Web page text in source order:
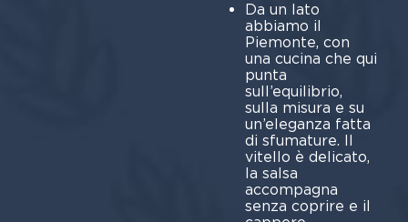
Da un lato
abbiamo il
Piemonte, con
una cucina che qui
punta
sull’equilibrio,
sulla misura e su
un’eleganza fatta
di sfumature. Il
vitello è delicato,
la salsa
accompagna
senza coprire e il